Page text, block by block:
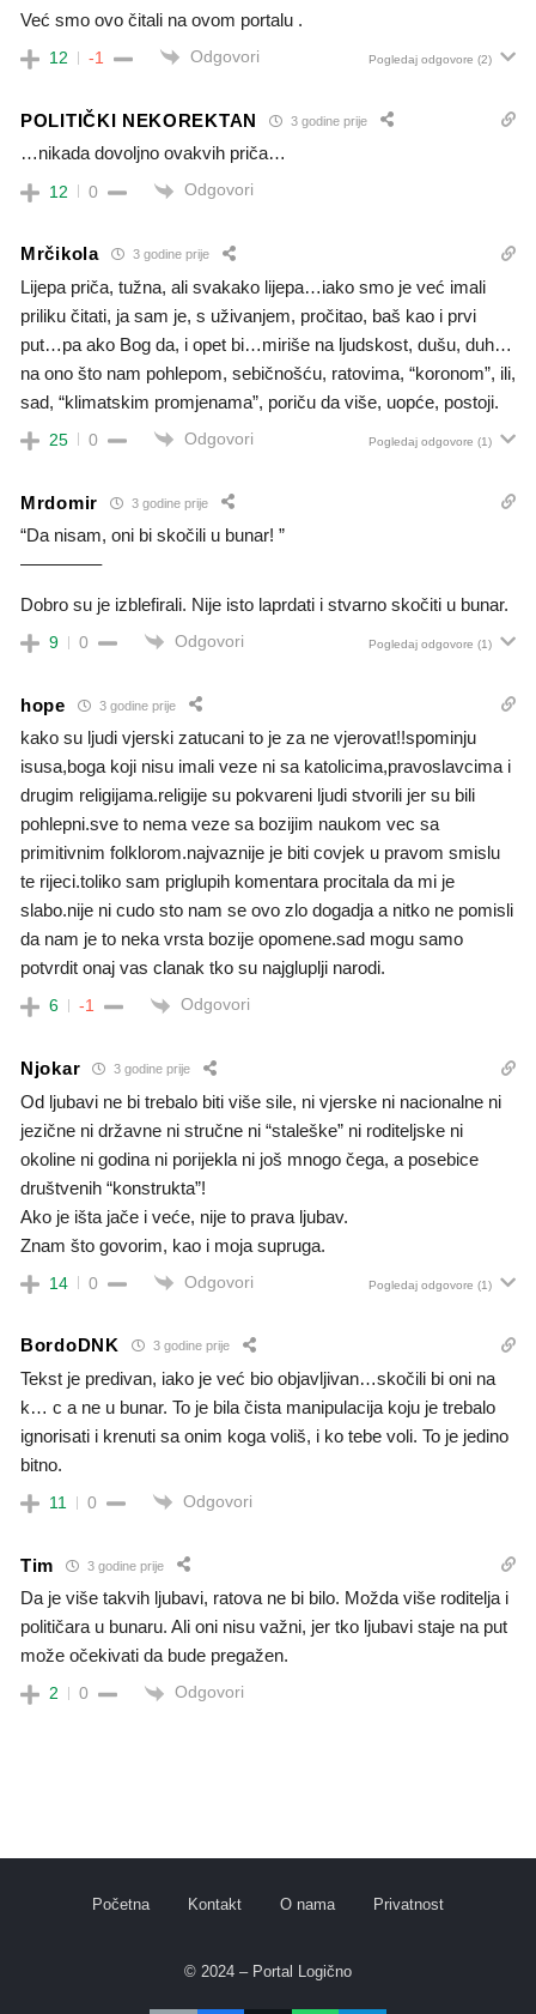
Već smo ovo čitali na ovom portalu .
12 -1 Odgovori Pogledaj odgovore (2)
POLITIČKI NEKOREKTAN 3 godine prije
…nikada dovoljno ovakvih priča…
12 0 Odgovori
Mrčikola 3 godine prije
Lijepa priča, tužna, ali svakako lijepa…iako smo je već imali
priliku čitati, ja sam je, s uživanjem, pročitao, baš kao i prvi
put…pa ako Bog da, i opet bi…miriše na ljudskost, dušu, duh…
na ono što nam pohlepom, sebičnošću, ratovima, “koronom”, ili,
sad, “klimatskim promjenama”, poriču da više, uopće, postoji.
25 0 Odgovori Pogledaj odgovore (1)
Mrdomir 3 godine prije
“Da nisam, oni bi skočili u bunar! ”
————–
Dobro su je izblefirali. Nije isto laprdati i stvarno skočiti u bunar.
9 0 Odgovori Pogledaj odgovore (1)
hope 3 godine prije
kako su ljudi vjerski zatucani to je za ne vjerovat!!spominju
isusa,boga koji nisu imali veze ni sa katolicima,pravoslavcima i
drugim religijama.religije su pokvareni ljudi stvorili jer su bili
pohlepni.sve to nema veze sa bozijim naukom vec sa
primitivnim folklorom.najvaznije je biti covjek u pravom smislu
te rijeci.toliko sam priglupih komentara procitala da mi je
slabo.nije ni cudo sto nam se ovo zlo dogadja a nitko ne pomisli
da nam je to neka vrsta bozije opomene.sad mogu samo
potvrdit onaj vas clanak tko su najgluplji narodi.
6 -1 Odgovori
Njokar 3 godine prije
Od ljubavi ne bi trebalo biti više sile, ni vjerske ni nacionalne ni
jezične ni državne ni stručne ni “staleške” ni roditeljske ni
okoline ni godina ni porijekla ni još mnogo čega, a posebice
društvenih “konstrukta”!
Ako je išta jače i veće, nije to prava ljubav.
Znam što govorim, kao i moja supruga.
14 0 Odgovori Pogledaj odgovore (1)
BordoDNK 3 godine prije
Tekst je predivan, iako je već bio objavljivan…skočili bi oni na
k… c a ne u bunar. To je bila čista manipulacija koju je trebalo
ignorisati i krenuti sa onim koga voliš, i ko tebe voli. To je jedino
bitno.
11 0 Odgovori
Tim 3 godine prije
Da je više takvih ljubavi, ratova ne bi bilo. Možda više roditelja i
političara u bunaru. Ali oni nisu važni, jer tko ljubavi staje na put
može očekivati da bude pregažen.
2 0 Odgovori
Početna Kontakt O nama Privatnost
© 2024 – Portal Logično